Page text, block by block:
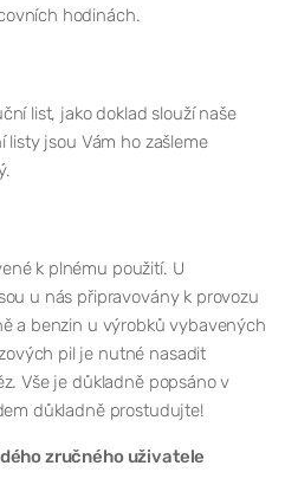
hodinách.
list, jako doklad slouží naše
listy jsou Vám ho zašleme
k plnému použití. U
u nás připravovány k provozu
a benzin u výrobků vybavených
pil je nutné nasadit
Vše je důkladně popsáno v
důkladně prostudujte!
zručného uživatele